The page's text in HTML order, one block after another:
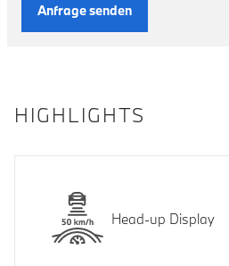
Anfrage senden
HIGHLIGHTS
Head-up Display